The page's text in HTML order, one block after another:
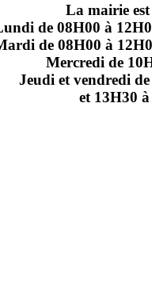
La mairie
de 08H00 à
de 08H00 à
Mercredi de
Jeudi et vendredi
et 13H30